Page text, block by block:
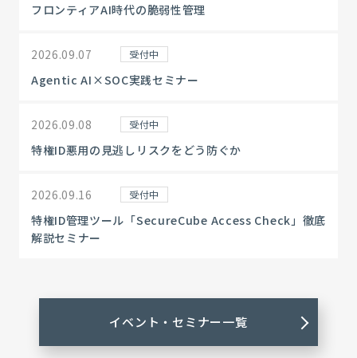
フロンティアAI時代の脆弱性管理
2026.09.07 受付中
Agentic AI×SOC実践セミナー
2026.09.08 受付中
特権ID悪用の見逃しリスクをどう防ぐか
2026.09.16 受付中
特権ID管理ツール「SecureCube Access Check」徹底
解説セミナー
イベント・セミナー一覧